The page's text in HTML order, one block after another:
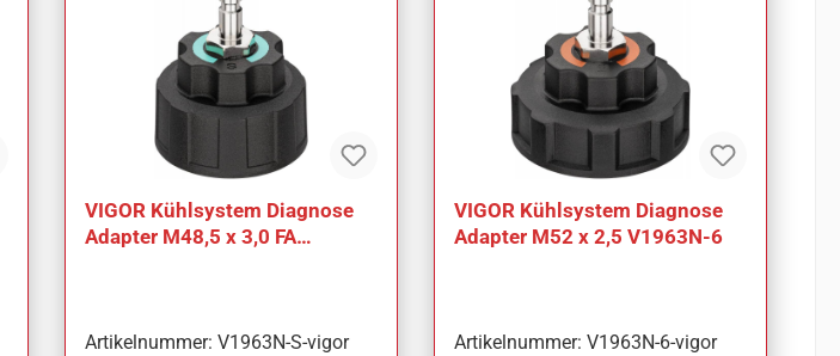
VIGOR Kühlsystem Diagnose
Adapter M48,5 x 3,0 FA
Artikelnummer: V1963N-S-vigor
VIGOR Kühlsystem Diagnose
Adapter M52 x 2,5 V1963N-6
Artikelnummer: V1963N-6-vigor